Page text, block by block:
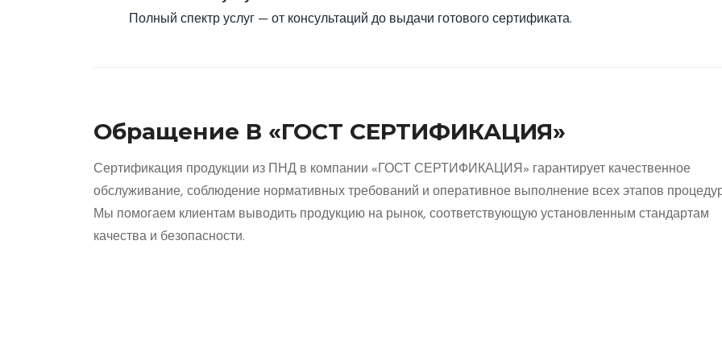
Полный спектр услуг — от консультаций до выдачи готового сертификата.
Обращение В «ГОСТ СЕРТИФИКАЦИЯ»
Сертификация продукции из ПНД в компании «ГОСТ СЕРТИФИКАЦИЯ» гарантирует качественное
обслуживание, соблюдение нормативных требований и оперативное выполнение всех этапов
Мы помогаем клиентам выводить продукцию на рынок, соответствующую установленным стандартам
качества и безопасности.